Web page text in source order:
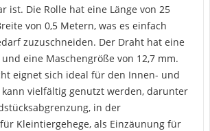
ist. Die Rolle hat eine Länge von 25
von 0,5 Metern, was es einfach
zuzuschneiden. Der Draht hat eine
eine Maschengröße von 12,7 mm.
eignet sich ideal für den Innen- und
vielfältig genutzt werden, darunter
in der
Kleintiergehege, als Einzäunung für